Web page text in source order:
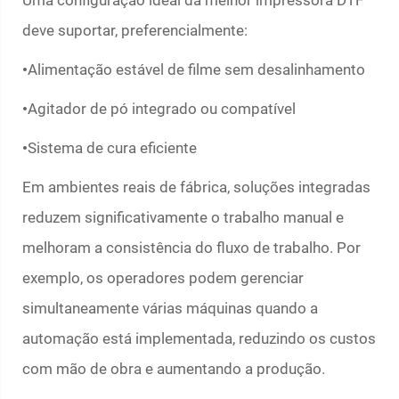
deve suportar, preferencialmente:
•Alimentação estável de filme sem desalinhamento
•Agitador de pó integrado ou compatível
•Sistema de cura eficiente
Em ambientes reais de fábrica, soluções integradas
reduzem significativamente o trabalho manual e
melhoram a consistência do fluxo de trabalho. Por
exemplo, os operadores podem gerenciar
simultaneamente várias máquinas quando a
automação está implementada, reduzindo os custos
com mão de obra e aumentando a produção.